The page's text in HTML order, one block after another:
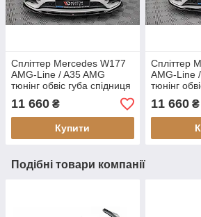
Спліттер Mercedes W177
AMG-Line / A35 AMG
тюнінг обвіс губа спідниця
елерон (V4)
11 660 ₴
Купити
Спліттер
AMG-Line
тюнінг
спідниця
11 660₴
Подібні товари компанії